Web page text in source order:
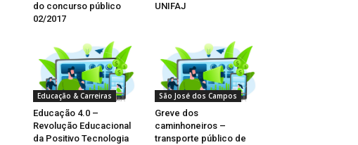
do concurso público
02/2017
UNIFAJ
Educação & Carreiras
Educação 4.0 –
Revolução Educacional
da Positivo Tecnologia
São José dos Campos
Greve dos
caminhoneiros –
transporte público de